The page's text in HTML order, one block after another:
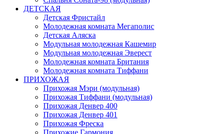
ДЕТСКАЯ
Детская Фристайл
Молодежная комната Мегаполис
Детская Аляска
Модульная молодежная Кашемир
Модульная молодежная Эверест
Молодежная комната Британия
Молодежная комната Тиффани
ПРИХОЖАЯ
Прихожая Мэри (модульная)
Прихожая Тиффани (модульная)
Прихожая Денвер 400
Прихожая Денвер 401
Прихожая Фреска
Прихожие Гармония